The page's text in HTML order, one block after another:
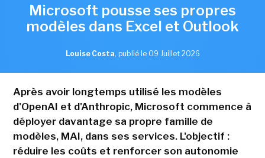
Microsoft pousse ses propres
modèles dans Excel et Outlook
Louise Costa, publié le 09 Juillet 2026
Après avoir longtemps utilisé les modèles
d'OpenAI et d'Anthropic, Microsoft commence à
déployer davantage sa propre famille de
modèles, MAI, dans ses services. L'objectif :
réduire les coûts et renforcer son autonomie